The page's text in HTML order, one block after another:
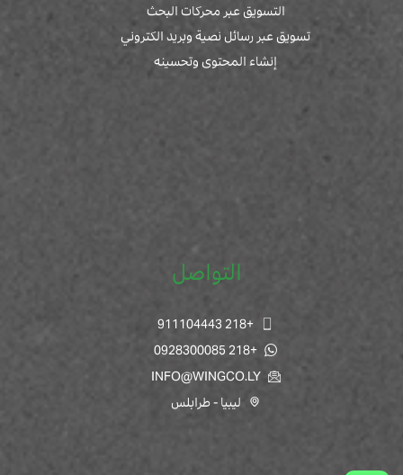
التسويق عبر محركات البحث
تسويق عبر رسائل نصية وبريد الكتروني
إنشاء المحتوى وتحسينه
التواصل
+218 911104443
+218 0928300085
INFO@WINGCO.LY
ليبيا - طرابلس